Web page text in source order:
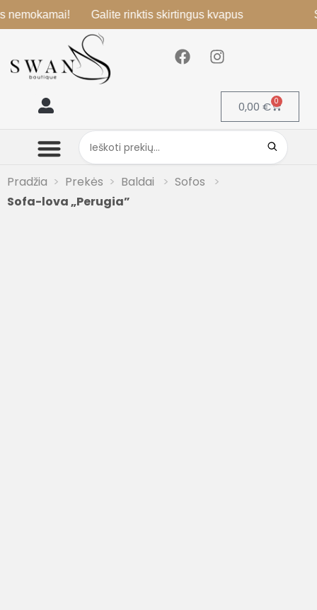
Galite rinktis skirtingus kvapus
0,00 € 0
Pradžia Prekės Baldai
Sofos
Sofa-lova „Perugia”